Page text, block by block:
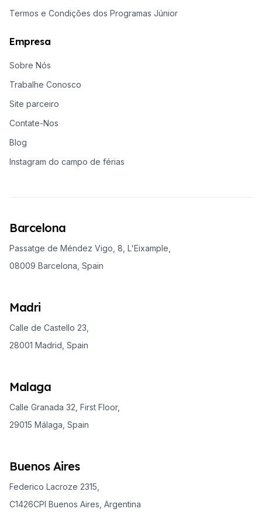
Termos e Condições dos Programas Júnior
Empresa
Sobre Nós
Trabalhe Conosco
Site parceiro
Contate-Nos
Blog
Instagram do campo de férias
Barcelona
Passatge de Méndez Vigo, 8, L'Eixample,
08009 Barcelona, Spain
Madri
Calle de Castello 23,
28001 Madrid, Spain
Malaga
Calle Granada 32, First Floor,
29015 Málaga, Spain
Buenos Aires
Federico Lacroze 2315,
C1426CPI Buenos Aires, Argentina